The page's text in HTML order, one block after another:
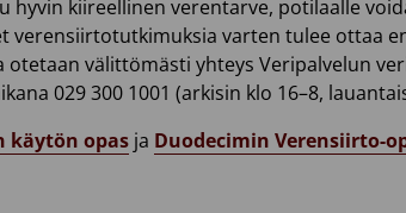
hyvin kiireellinen verentarve, potilaalle
varten tulee ottaa
välittömästi yhteys Veripalvelun
029 300 1001 (arkisin klo 16–8,
käytön opas ja Duodecimin Verensiirto-